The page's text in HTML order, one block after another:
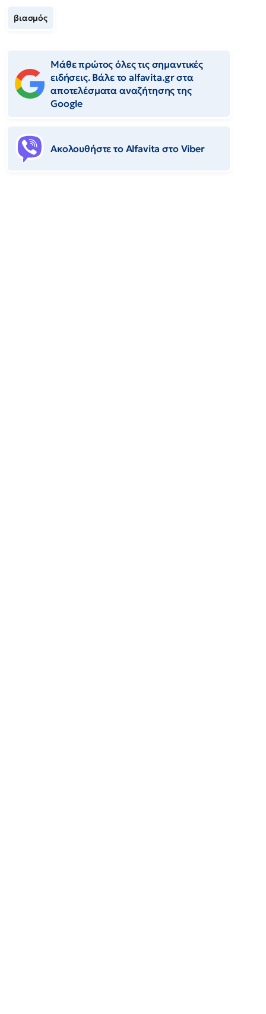
βιασμός
Μάθε πρώτος όλες τις σημαντικές
ειδήσεις. Βάλε το alfavita.gr στα
αποτελέσματα αναζήτησης της
Google
Ακολουθήστε το Αlfavita στο Viber